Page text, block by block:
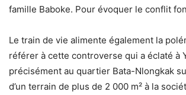
famille Baboke. Pour évoquer le conflit
Le train de vie alimente également la
référer à cette controverse qui a éclaté à
précisément au quartier Bata-Nlongkak
d’un terrain de plus de 2 000 m² à la